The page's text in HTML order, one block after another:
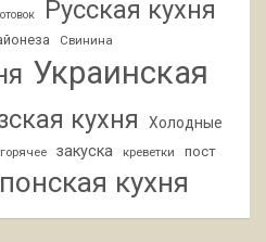
Русская кухня
Свинина
Украинская
кухня
Холодные
горячее закуска креветки пост
кухня